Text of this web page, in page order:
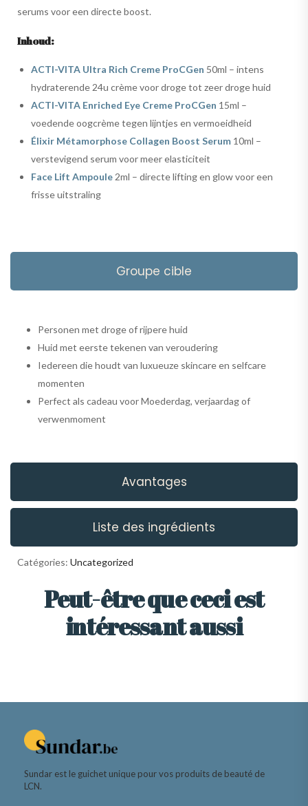
serums voor een directe boost.
Inhoud:
ACTI-VITA Ultra Rich Creme ProCGen 50ml – intens
hydraterende 24u crème voor droge tot zeer droge huid
ACTI-VITA Enriched Eye Creme ProCGen 15ml –
voedende oogcrème tegen lijntjes en vermoeidheid
Élixir Métamorphose Collagen Boost Serum 10ml –
verstevigend serum voor meer elasticiteit
Face Lift Ampoule 2ml – directe lifting en glow voor een
frisse uitstraling
Groupe cible
Avantages
Liste des ingrédients
Personen met droge of rijpere huid
Huid met eerste tekenen van veroudering
Iedereen die houdt van luxueuze skincare en selfcare
momenten
Perfect als cadeau voor Moederdag, verjaardag of
verwenmoment
Catégories: Uncategorized
Peut-être que ceci est
intéressant aussi
Sundar est le guichet unique pour vos produits de beauté de
LCN.